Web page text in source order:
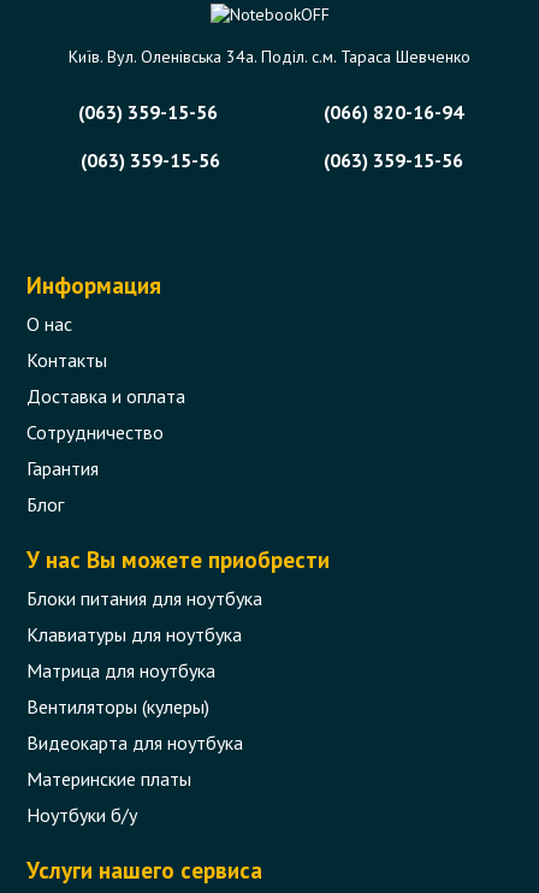
Київ. Вул. Оленівська 34а. Поділ. с.м. Тараса Шевченко
(063) 359-15-56
(066) 820-16-94
(063) 359-15-56
(063) 359-15-56
Информация
О нас
Контакты
Доставка и оплата
Сотрудничество
Гарантия
Блог
У нас Вы можете приобрести
Блоки питания для ноутбука
Клавиатуры для ноутбука
Матрица для ноутбука
Вентиляторы (кулеры)
Видеокарта для ноутбука
Материнские платы
Ноутбуки б/у
Услуги нашего сервиса